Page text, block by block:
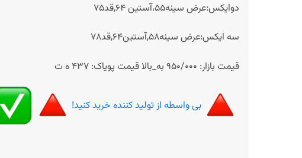
دوایکس:عرض سینه55،آستین 64,قد75
سه ایکس:عرض سینه58,آستین64,قد78
قیمت بازار: 950/000 به_بالا
قیمت پویاک: 437 ه ت
بی واسطه از تولید کننده خرید کنید!